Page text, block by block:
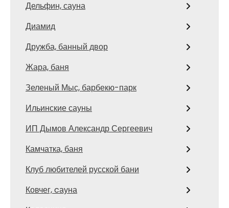
Дельфин, сауна
Диамид
Дружба, банный двор
Жара, баня
Зеленый Мыс, барбекю-парк
Ильинские сауны
ИП Дымов Александр Сергеевич
Камчатка, баня
Клуб любителей русской бани
Ковчег, cауна